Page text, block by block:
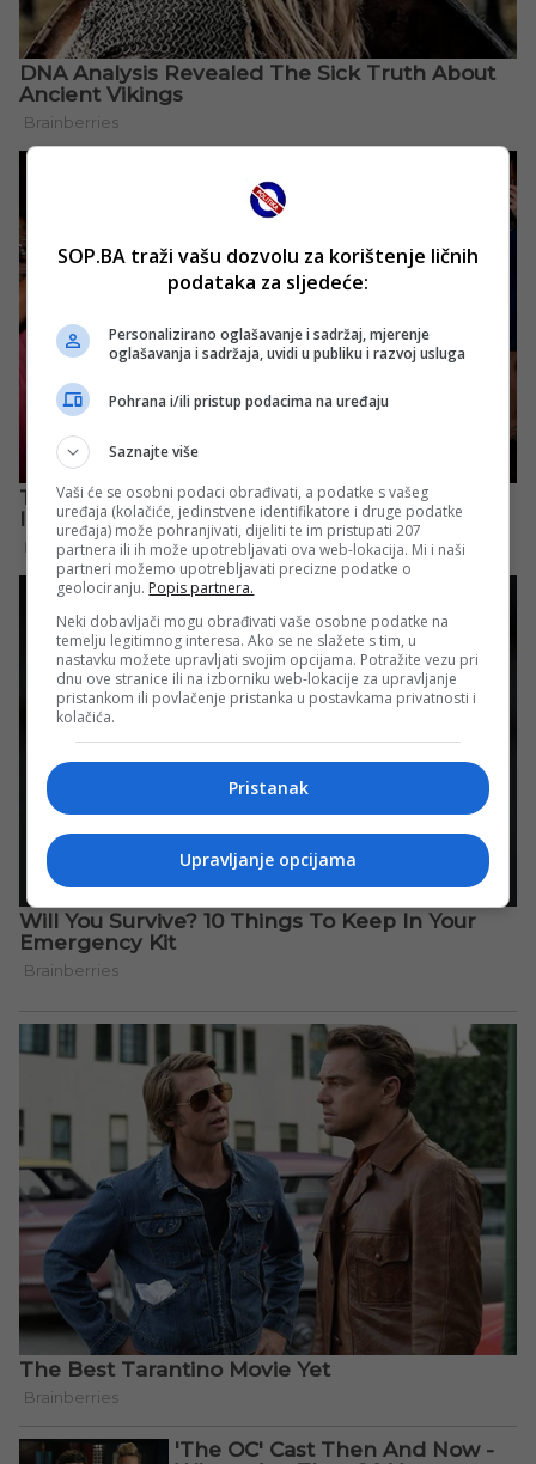
SOP.BA traži vašu dozvolu za korištenje ličnih
podataka za sljedeće:
Personalizirano oglašavanje i sadržaj, mjerenje
oglašavanja i sadržaja, uvidi u publiku i razvoj usluga
Pohrana i/ili pristup podacima na uređaju
Saznajte više
Vaši će se osobni podaci obrađivati, a podatke s vašeg
uređaja (kolačiće, jedinstvene identifikatore i druge podatke
uređaja) može pohranjivati, dijeliti te im pristupati 207
partnera ili ih može upotrebljavati ova web-lokacija. Mi i naši
partneri možemo upotrebljavati precizne podatke o
geolociranju. Popis partnera.
Neki dobavljači mogu obrađivati vaše osobne podatke na
temelju legitimnog interesa. Ako se ne slažete s tim, u
nastavku možete upravljati svojim opcijama. Potražite vezu pri
dnu ove stranice ili na izborniku web-lokacije za upravljanje
pristankom ili povlačenje pristanka u postavkama privatnosti i
kolačića.
Pristanak
Upravljanje opcijama